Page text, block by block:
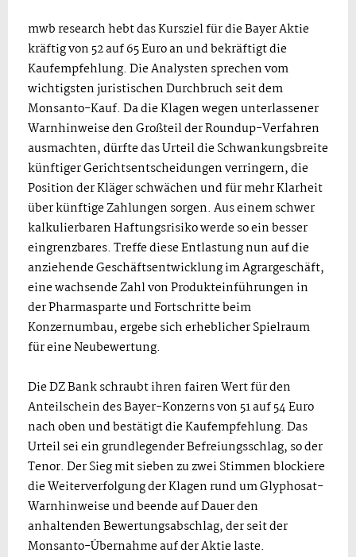
mwb research hebt das Kursziel für die Bayer Aktie
kräftig von 52 auf 65 Euro an und bekräftigt die
Kaufempfehlung. Die Analysten sprechen vom
wichtigsten juristischen Durchbruch seit dem
Monsanto-Kauf. Da die Klagen wegen unterlassener
Warnhinweise den Großteil der Roundup-Verfahren
ausmachten, dürfte das Urteil die Schwankungsbreite
künftiger Gerichtsentscheidungen verringern, die
Position der Kläger schwächen und für mehr Klarheit
über künftige Zahlungen sorgen. Aus einem schwer
kalkulierbaren Haftungsrisiko werde so ein besser
eingrenzbares. Treffe diese Entlastung nun auf die
anziehende Geschäftsentwicklung im Agrargeschäft,
eine wachsende Zahl von Produkteinführungen in
der Pharmasparte und Fortschritte beim
Konzernumbau, ergebe sich erheblicher Spielraum
für eine Neubewertung.
Die DZ Bank schraubt ihren fairen Wert für den
Anteilschein des Bayer-Konzerns von 51 auf 54 Euro
nach oben und bestätigt die Kaufempfehlung. Das
Urteil sei ein grundlegender Befreiungsschlag, so der
Tenor. Der Sieg mit sieben zu zwei Stimmen blockiere
die Weiterverfolgung der Klagen rund um Glyphosat-
Warnhinweise und beende auf Dauer den
anhaltenden Bewertungsabschlag, der seit der
Monsanto-Übernahme auf der Aktie laste.